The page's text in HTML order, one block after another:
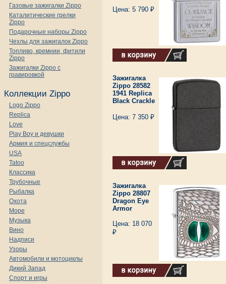
Газовые зажигалки Zippo
Каталитические грелки
Zippo
Подарочные наборы Zippo
Чехлы для зажигалок Zippo
Топливо, кремнии, фитили
Zippo
Зажигалки Zippo с
гравировкой
Коллекции Zippo
Logo Zippo
Replica
Love
Play Boy и девушки
Армия и спецслужбы
USA
Tatoo
Классика
Трубочные
Рыбалка
Охота
Море
Музыка
Вино
Надписи
Узоры
Автомобили и мотоциклы
Дикий Запад
Спорт и игры
Цена: 5 790 ₽
Зажигалка
Zippo 28582
1941 Replica
Black Crackle
Цена: 7 350 ₽
Зажигалка
Zippo 28807
Dragon Eye
Armor
Цена: 18 070
₽